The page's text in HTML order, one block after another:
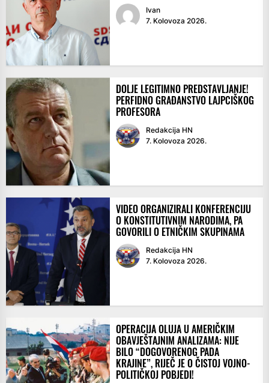
Ivan
7. Kolovoza 2026.
DOLJE LEGITIMNO PREDSTAVLJANJE!
PERFIDNO GRAĐANSTVO LAJPCIŠKOG
PROFESORA
Redakcija HN
7. Kolovoza 2026.
VIDEO ORGANIZIRALI KONFERENCIJU
O KONSTITUTIVNIM NARODIMA, PA
GOVORILI O ETNIČKIM SKUPINAMA
Redakcija HN
7. Kolovoza 2026.
OPERACIJA OLUJA U AMERIČKIM
OBAVJEŠTAJNIM ANALIZAMA: NIJE
BILO “DOGOVORENOG PADA
KRAJINE”, RIJEČ JE O ČISTOJ VOJNO-
POLITIČKOJ POBJEDI!